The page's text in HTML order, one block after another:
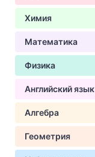
Химия
Математика
Физика
Английский язык
Алгебра
Геометрия